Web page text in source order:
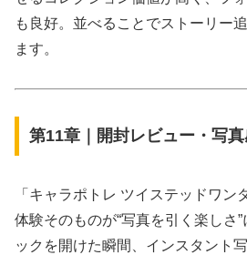
も良好。並べることでストーリー
ます。
第11章｜開封レビュー・写
「キャラポトレ ツイステッドワン
体験そのものが“写真を引く楽しさ
ックを開けた瞬間、インスタント